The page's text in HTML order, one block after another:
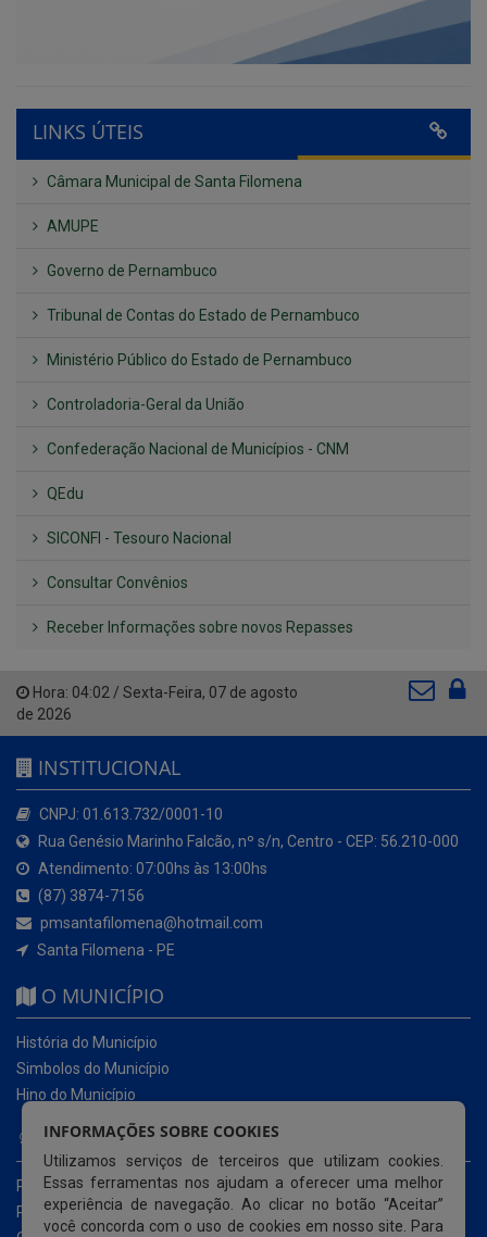
LINKS ÚTEIS
Câmara Municipal de Santa Filomena
AMUPE
Governo de Pernambuco
Tribunal de Contas do Estado de Pernambuco
Ministério Público do Estado de Pernambuco
Controladoria-Geral da União
Confederação Nacional de Municípios - CNM
QEdu
SICONFI - Tesouro Nacional
Consultar Convênios
Receber Informações sobre novos Repasses
Hora: 04:02/ Sexta-Feira, 07 de agosto
de 2026
INSTITUCIONAL
CNPJ: 01.613.732/0001-10
Rua Genésio Marinho Falcão, nº s/n, Centro - CEP: 56.210-000
Atendimento: 07:00hs às 13:00hs
(87) 3874-7156
pmsantafilomena@hotmail.com
Santa Filomena - PE
O MUNICÍPIO
História do Município
Simbolos do Município
Hino do Município
NOSSOS SERVIÇOS
Portal da Transparência
Portal da Transparência da COVID-19
INFORMAÇÕES SOBRE COOKIES
Utilizamos serviços de terceiros que utilizam cookies.
Essas ferramentas nos ajudam a oferecer uma melhor
experiência de navegação. Ao clicar no botão “Aceitar”
você concorda com o uso de cookies em nosso site. Para